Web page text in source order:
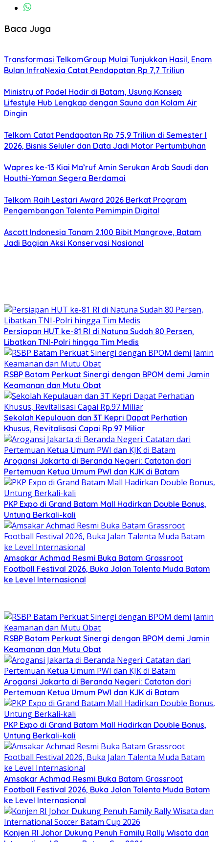
Baca Juga
Transformasi TelkomGroup Mulai Tunjukkan Hasil, Enam
Bulan InfraNexia Catat Pendapatan Rp 7,7 Triliun
Ministry of Padel Hadir di Batam, Usung Konsep
Lifestyle Hub Lengkap dengan Sauna dan Kolam Air
Dingin
Telkom Catat Pendapatan Rp 75,9 Triliun di Semester I
2026, Bisnis Seluler dan Data Jadi Motor Pertumbuhan
Wapres ke-13 Kiai Ma’ruf Amin Serukan Arab Saudi dan
Houthi-Yaman Segera Berdamai
Telkom Raih Lestari Award 2026 Berkat Program
Pengembangan Talenta Pemimpin Digital
Ascott Indonesia Tanam 2.100 Bibit Mangrove, Batam
Jadi Bagian Aksi Konservasi Nasional
Persiapan HUT ke-81 RI di Natuna Sudah 80 Persen,
Libatkan TNI-Polri hingga Tim Medis
RSBP Batam Perkuat Sinergi dengan BPOM demi Jamin
Keamanan dan Mutu Obat
Sekolah Kepulauan dan 3T Kepri Dapat Perhatian
Khusus, Revitalisasi Capai Rp.97 Miliar
Arogansi Jakarta di Beranda Negeri: Catatan dari
Pertemuan Ketua Umum PWI dan KJK di Batam
PKP Expo di Grand Batam Mall Hadirkan Double Bonus,
Untung Berkali-kali
Amsakar Achmad Resmi Buka Batam Grassroot
Football Festival 2026, Buka Jalan Talenta Muda Batam
ke Level Internasional
RSBP Batam Perkuat Sinergi dengan BPOM demi Jamin
Keamanan dan Mutu Obat
Arogansi Jakarta di Beranda Negeri: Catatan dari
Pertemuan Ketua Umum PWI dan KJK di Batam
PKP Expo di Grand Batam Mall Hadirkan Double Bonus,
Untung Berkali-kali
Amsakar Achmad Resmi Buka Batam Grassroot
Football Festival 2026, Buka Jalan Talenta Muda Batam
ke Level Internasional
Konjen RI Johor Dukung Penuh Family Rally Wisata dan